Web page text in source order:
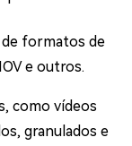
de formatos de
e outros.
como vídeos
granulados e